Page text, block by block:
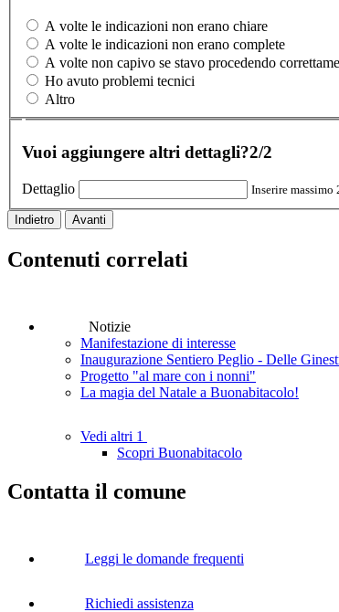
A volte le indicazioni non erano chiare
A volte le indicazioni non erano complete
A volte non capivo se stavo procedendo
Ho avuto problemi tecnici
Altro
Vuoi aggiungere altri dettagli?2/2
Dettaglio Inserire massimo
Indietro Avanti
Contenuti correlati
Notizie
Manifestazione di interesse
Inaugurazione Sentiero Peglio - Delle
Progetto "al mare con i nonni"
La magia del Natale a Buonabitacolo!
Vedi altri 1
Scopri Buonabitacolo
Contatta il comune
Leggi le domande frequenti
Richiedi assistenza